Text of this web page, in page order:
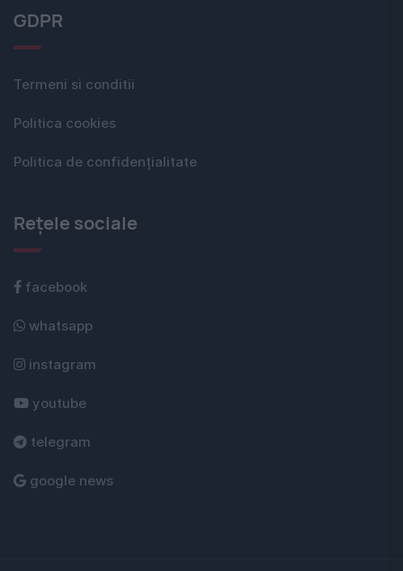
GDPR
Termeni si conditii
Politica cookies
Politica de confidențialitate
Rețele sociale
facebook
whatsapp
instagram
youtube
telegram
google news